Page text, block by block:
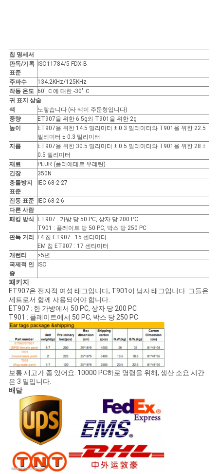
칩 명세서
판독/기록
표준
ISO11784/5 FDX-B
주파수
134.2KHz/125KHz
작동 온도 60' Ｃ에 대한 -30' Ｃ
귀 표지 상술
색
노랗습니다 (타 색이 주문형입니다)
중량
ET907을 위한 6.5g와 T901을 위한 2g
높이
ET907을 위한 14.5 밀리미터 ± 0.3 밀리미터와 T901을 위한 22.5
밀리미터 ± 0.3 밀리미터
지름
ET907을 위한 30.5 밀리미터 ± 0.5 밀리미터와 T901을 위한 28 ±
0.5 밀리미터
재료
PEUR (폴리에테르 우레탄)
긴장
350N
충돌방지
표준
IEC 68-2-27
진동 표준
IEC 68-2-6
다른 사람
패킹 방식
ET907 : 가방 당 50 PC, 상자 당 200 PC
T901 : 플레이트 당 50 PC, 박스 당 250 PC
판독 거리
F4 칩 ET907 : 15 센티미터
EM 칩 ET907 : 17 센티미터
개런티
>5년
국제적 인
증
ISO
패키지
ET907은 전자적 여성 태그입니다, T901이 남자 태그입니다. 그들은
세트로서 함께 사용되어야 합니다.
ET907 : 한 가방에서 50 PC, 상자 당 200 PC
T901 : 플레이트에서 50 PC, 박스 당 250 PC
보통 재고가 좀 있어요. 10000 PC하로 명령을 위해, 생산 소요 시간
은 3 일입니다.
배달